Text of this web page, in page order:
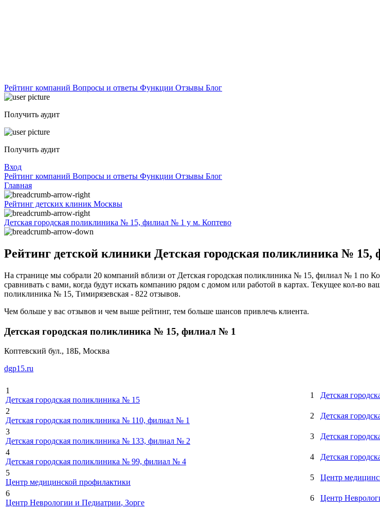
Рейтинг компаний Вопросы и ответы Функции Отзывы Блог
Получить аудит
Получить аудит
Вход
Рейтинг компаний Вопросы и ответы Функции Отзывы Блог
Главная
Рейтинг детских клиник Москвы
Детская городская поликлиника № 15, филиал № 1 у м. Коптево
Рейтинг детской клиники Детская городская поликлиника №
На странице мы собрали 20 компаний вблизи от Детская городская поликлиника № 15, филиал № 1 по
сравнивать с вами, когда будут искать компанию рядом с домом или работой в картах. Текущее кол-во
поликлиника № 15, Тимирязевская - 822 отзывов.
Чем больше у вас отзывов и чем выше рейтинг, тем больше шансов привлечь клиента.
Детская городская поликлиника № 15, филиал № 1
Коптевский бул., 18Б, Москва
dgp15.ru
1
Детская городская поликлиника № 15
1 Детская
2
Детская городская поликлиника № 110, филиал № 1
2 Детская
3
Детская городская поликлиника № 133, филиал № 2
3 Детская
4
Детская городская поликлиника № 99, филиал № 4
4 Детская
5
Центр медицинской профилактики
5 Центр
6
Центр Неврологии и Педиатрии, Зорге
6 Центр